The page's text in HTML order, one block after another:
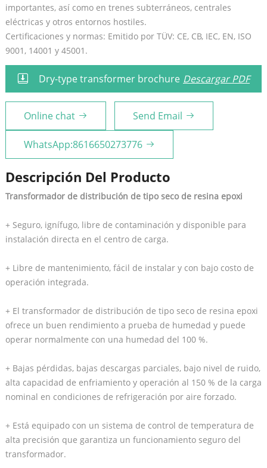
importantes, así como en trenes subterráneos, centrales
eléctricas y otros entornos hostiles.
Certificaciones y normas: Emitido por TÜV: CE, CB, IEC, EN, ISO
9001, 14001 y 45001.
Dry-type transformer brochure Descargar PDF
Online chat Send Email
WhatsApp:8616650273776
Descripción Del Producto
Transformador de distribución de tipo seco de resina epoxi
+ Seguro, ignífugo, libre de contaminación y disponible para
instalación directa en el centro de carga.
+ Libre de mantenimiento, fácil de instalar y con bajo costo de
operación integrada.
+ El transformador de distribución de tipo seco de resina epoxi
ofrece un buen rendimiento a prueba de humedad y puede
operar normalmente con una humedad del 100 %.
+ Bajas pérdidas, bajas descargas parciales, bajo nivel de ruido,
alta capacidad de enfriamiento y operación al 150 % de la carga
nominal en condiciones de refrigeración por aire forzado.
+ Está equipado con un sistema de control de temperatura de
alta precisión que garantiza un funcionamiento seguro del
transformador.